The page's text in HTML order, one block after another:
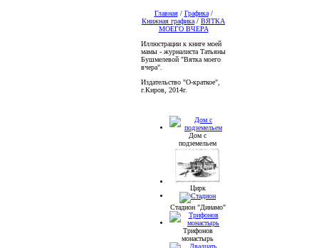
Главная / Графика /
Книжная графика / ВЯТКА
МОЕГО ВЧЕРА
Иллюстрации к книге моей
мамы - журналиста Татьяны
Бушмелевой "Вятка моего
вчера".
Издательство "О-краткое",
г.Киров, 2014г.
Дом с
подземельем
Цирк
Стадион "Динамо"
Трифонов
монастырь